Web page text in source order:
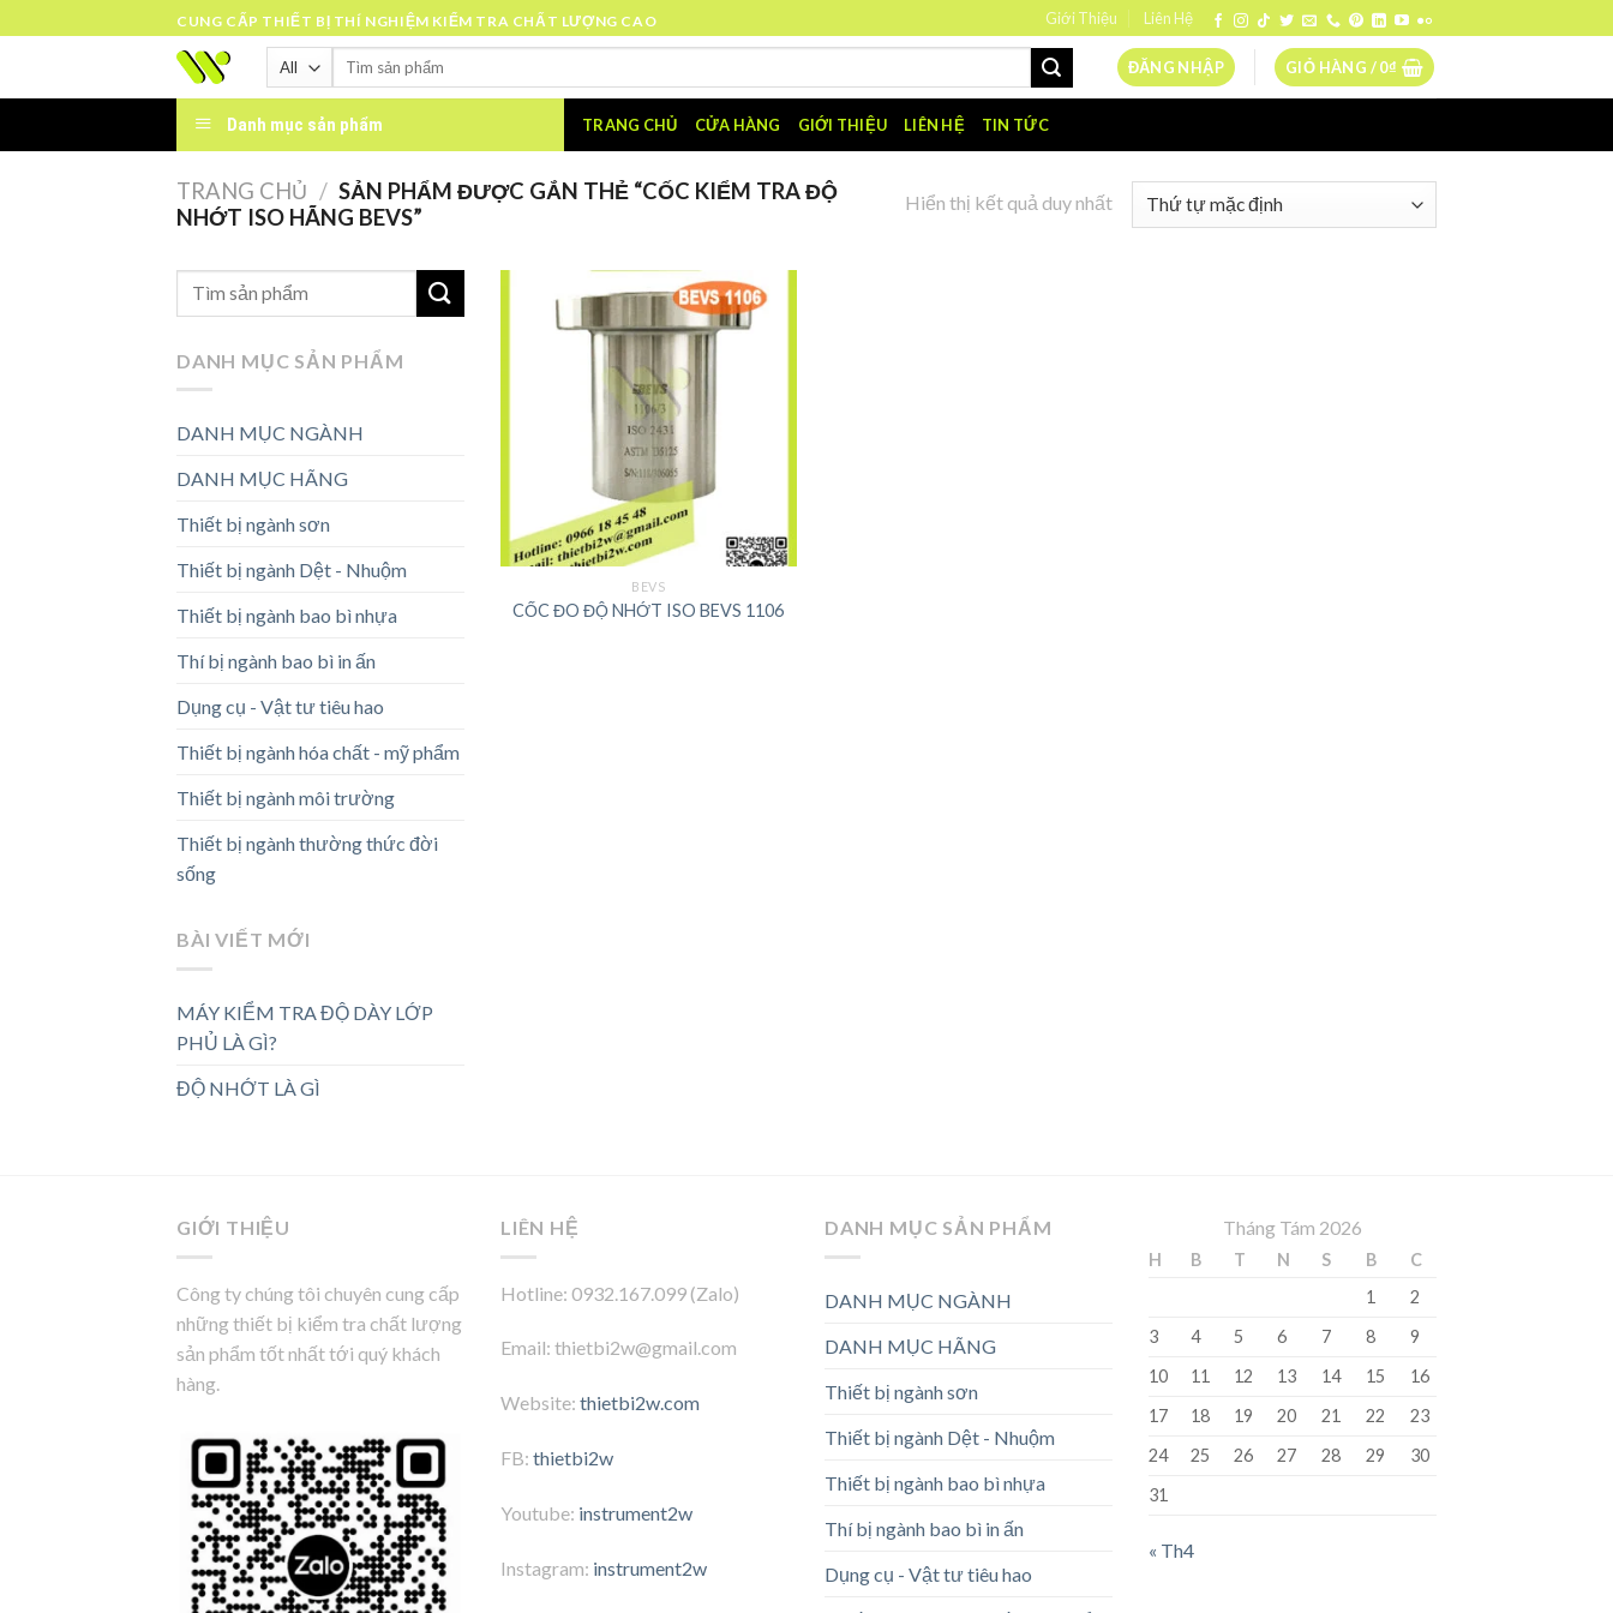
to
CUNG CẤP THIẾT BỊ THÍ NGHIỆM KIỂM TRA CHẤT LƯỢNG CAO Giới Thiệu Liên Hệ
Tìm
ĐĂNG NHẬP GIỎ HÀNG /0₫
Danh mục sản phẩm TRANG CHỦ CỬA HÀNG GIỚI THIỆU LIÊN HỆ TIN TỨC
TRANG CHỦ / SẢN PHẨM ĐƯỢC GẮN THẺ “CỐC KIỂM TRA ĐỘ
NHỚT ISO HÃNG BEVS”
Hiển thị kết quả duy nhất
DANH MỤC SẢN PHẨM
DANH MỤC NGÀNH
DANH MỤC HÃNG
Thiết bị ngành sơn
Thiết bị ngành Dệt - Nhuộm
Thiết bị ngành bao bì nhựa
Thí bị ngành bao bì in ấn
Dụng cụ - Vật tư tiêu hao
Thiết bị ngành hóa chất - mỹ phẩm
Thiết bị ngành môi trường
Thiết bị ngành thường thức đời
sống
BÀI VIẾT MỚI
MÁY KIỂM TRA ĐỘ DÀY LỚP
PHỦ LÀ GÌ?
ĐỘ NHỚT LÀ GÌ
BEVS
CỐC ĐO ĐỘ NHỚT ISO BEVS 1106
GIỚI THIỆU
Công ty chúng tôi chuyên cung cấp
những thiết bị kiểm tra chất lượng
sản phẩm tốt nhất tới quý khách
hàng.
LIÊN HỆ
Hotline: 0932.167.099 (Zalo)
Email: thietbi2w@gmail.com
Website: thietbi2w.com
FB: thietbi2w
Youtube: instrument2w
Instagram: instrument2w
DANH MỤC SẢN PHẨM
DANH MỤC NGÀNH
DANH MỤC HÃNG
Thiết bị ngành sơn
Thiết bị ngành Dệt - Nhuộm
Thiết bị ngành bao bì nhựa
Thí bị ngành bao bì in ấn
Dụng cụ - Vật tư tiêu hao
Tháng Tám 2026
H B T N S B
C
1
2
3
4 5 6 7 8
9
10
11 12 13 14 15
16
17
18 19 20 21 22
23
24
25 26 27 28 29
30
31
« Th4